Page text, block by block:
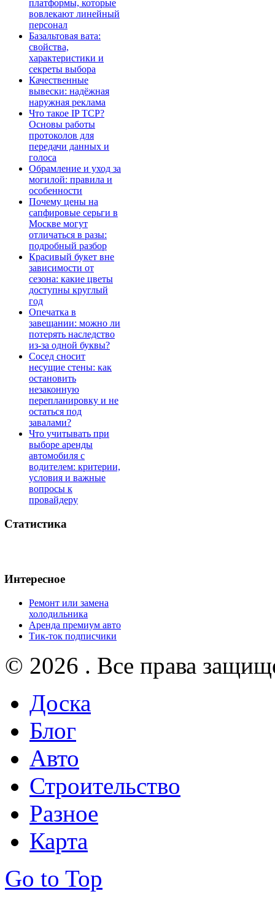
платформы, которые
вовлекают линейный
персонал
Базальтовая вата:
свойства,
характеристики и
секреты выбора
Качественные
вывески: надёжная
наружная реклама
Что такое IP TCP?
Основы работы
протоколов для
передачи данных и
голоса
Обрамление и уход за
могилой: правила и
особенности
Почему цены на
сапфировые серьги в
Москве могут
отличаться в разы:
подробный разбор
Красивый букет вне
зависимости от
сезона: какие цветы
доступны круглый
год
Опечатка в
завещании: можно ли
потерять наследство
из-за одной буквы?
Сосед сносит
несущие стены: как
остановить
незаконную
перепланировку и не
остаться под
завалами?
Что учитывать при
выборе аренды
автомобиля с
водителем: критерии,
условия и важные
вопросы к
провайдеру
Статистика
Интересное
Ремонт или замена
холодильника
Аренда премиум авто
Тик-ток подписчики
© 2026 . Все права
Доска
Блог
Авто
Строительство
Разное
Карта
Go to Top